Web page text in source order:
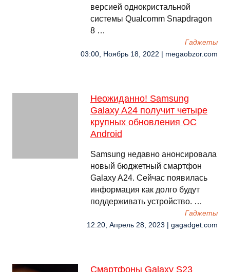
версией однокристальной
системы Qualcomm Snapdragon
8 …
Гаджеты
03:00, Ноябрь 18, 2022 | megaobzor.com
Неожиданно! Samsung
Galaxy A24 получит четыре
крупных обновления ОС
Android
Samsung недавно анонсировала
новый бюджетный смартфон
Galaxy A24. Сейчас появилась
информация как долго будут
поддерживать устройство. …
Гаджеты
12:20, Апрель 28, 2023 | gagadget.com
Смартфоны Galaxy S23